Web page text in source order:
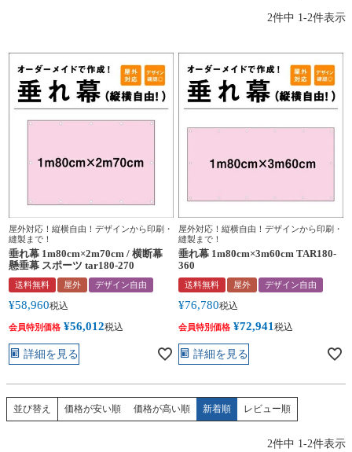
2件中 1-2件表示
屋外対応！縦横自由！デザインから印刷・
縫製まで！
垂れ幕 1m80cm×2m70cm / 横断幕
懸垂幕 スポーツ tar180-270
送料無料 屋外 デザイン自由
¥58,960税込
会員特別価格 ¥56,012税込
詳細を見る
屋外対応！縦横自由！デザインから印刷・
縫製まで！
垂れ幕 1m80cm×3m60cm TAR180-
360
送料無料 屋外 デザイン自由
¥76,780税込
会員特別価格 ¥72,941 税込
詳細を見る
並び替え 価格が安い順 価格が高い順 新着順 レビュー順
2件中 1-2件表示